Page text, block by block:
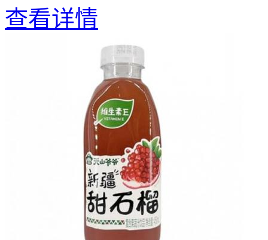
查看详情